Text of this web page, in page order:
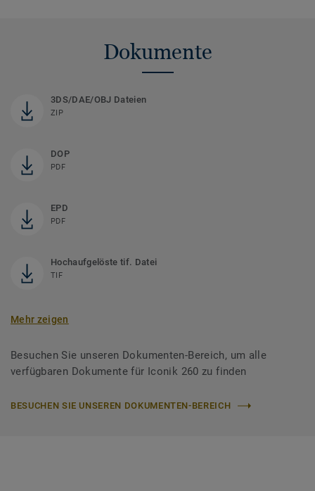
Dokumente
3DS/DAE/OBJ Dateien
ZIP
DOP
PDF
EPD
PDF
Hochaufgelöste tif. Datei
TIF
Mehr zeigen
Besuchen Sie unseren Dokumenten-Bereich, um alle
verfügbaren Dokumente für Iconik 260 zu finden
BESUCHEN SIE UNSEREN DOKUMENTEN-BEREICH